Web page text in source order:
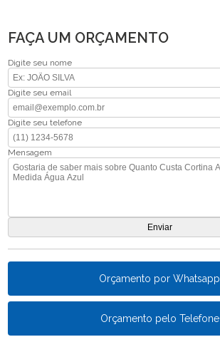
FAÇA UM ORÇAMENTO
Digite seu nome
Digite seu email
Digite seu telefone
Mensagem
Orçamento por Whatsapp
Orçamento pelo Telefone